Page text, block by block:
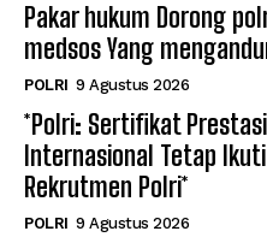
Pakar hukum Dorong
medsos Yang
POLRI 9 Agustus 2026
*Polri: Sertifikat
Internasional Tetap
Rekrutmen Polri*
POLRI 9 Agustus 2026